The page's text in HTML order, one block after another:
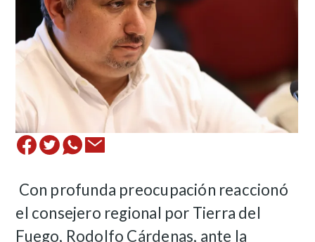
Con profunda preocupación reaccionó
el consejero regional por Tierra del
Fuego, Rodolfo Cárdenas, ante la